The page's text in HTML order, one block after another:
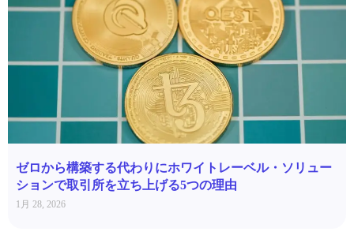
ゼロから構築する代わりにホワイトレーベル・ソリュー
ションで取引所を立ち上げる5つの理由
1月 28, 2026